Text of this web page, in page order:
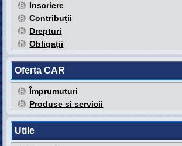
Inscriere
Contribuții
Drepturi
Obligații
Oferta CAR
Împrumuturi
Produse si servicii
Utile